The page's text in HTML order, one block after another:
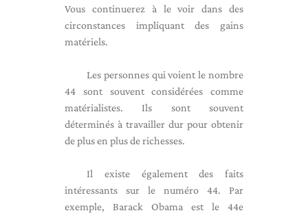
Vous continuerez à le voir dans des
circonstances impliquant des gains
matériels.
Les personnes qui voient le nombre
44 sont souvent considérées comme
matérialistes. Ils sont souvent
déterminés à travailler dur pour obtenir
de plus en plus de richesses.
Il existe également des faits
intéressants sur le numéro 44. Par
exemple, Barack Obama est le 44e